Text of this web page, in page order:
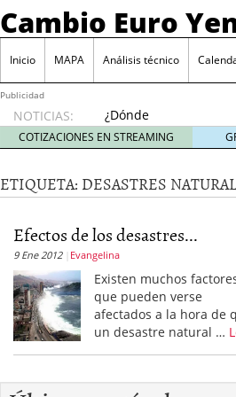
Cambio Euro
Inicio MAPA Análisis técnico
Publicidad
NOTICIAS:
¿Dónde
invertir
en
octubre
31, 2024
¿Cuál es el salario
El declive continuado
septiembre 26, 2023
El enigma del aceite de
extranjero? septiembre
COTIZACIONES EN STREAMING
ETIQUETA: DESASTRES
Efectos de los desastres...
9 Ene 2012 Evangelina
Existen muchos
que pueden verse
afectados a la hora de
un desastre natural …